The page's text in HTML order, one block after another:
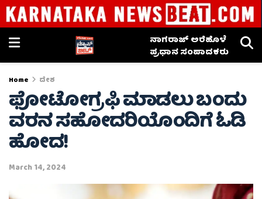
ನಾಗರಾಜ್ ಅರೆಹೊಳೆ
ಪ್ರಧಾನ ಸಂಪಾದಕರು
Home ದೇಶ
ಫೋಟೋಗ್ರಫಿ ಮಾಡಲು ಬಂದು
ವರನ ಸಹೋದರಿಯೊಂದಿಗೆ ಓಡಿ
ಹೋದ!
March 14, 2024